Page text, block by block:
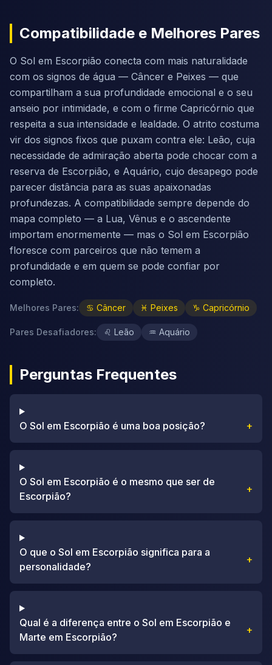
Compatibilidade e Melhores Pares
O Sol em Escorpião conecta com mais naturalidade
com os signos de água — Câncer e Peixes — que
compartilham a sua profundidade emocional e o seu
anseio por intimidade, e com o firme Capricórnio que
respeita a sua intensidade e lealdade. O atrito costuma
vir dos signos fixos que puxam contra ele: Leão, cuja
necessidade de admiração aberta pode chocar com a
reserva de Escorpião, e Aquário, cujo desapego pode
parecer distância para as suas apaixonadas
profundezas. A compatibilidade sempre depende do
mapa completo — a Lua, Vênus e o ascendente
importam enormemente — mas o Sol em Escorpião
floresce com parceiros que não temem a
profundidade e em quem se pode confiar por
completo.
Melhores Pares: ♋ Câncer ♓ Peixes ♑ Capricórnio
Pares Desafiadores: ♌ Leão ♒ Aquário
Perguntas Frequentes
O Sol em Escorpião é uma boa posição? +
O Sol em Escorpião é o mesmo que ser de
Escorpião?
+
O que o Sol em Escorpião significa para a
personalidade?
+
Qual é a diferença entre o Sol em Escorpião e
Marte em Escorpião?
+